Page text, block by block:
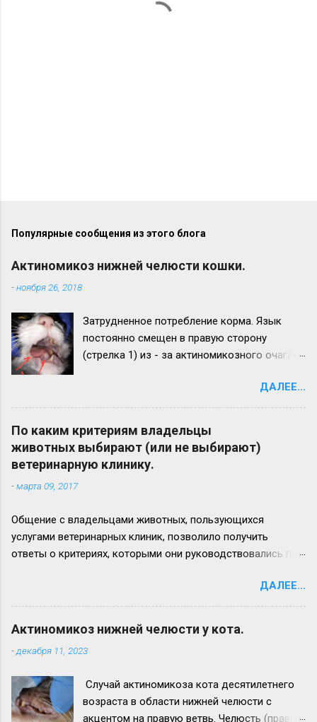
Популярные сообщения из этого блога
Актиномикоз нижней челюсти кошки.
-ноября 26, 2018
Затрудненное потребление корма. Язык
постоянно смещен в правую сторону
(стрелка 1) из - за актиномикозного очага,
актиномикозного очага более наблюдается
Вид нижней челюсти с левой стороны.
Челюсть увеличена в размере в 2,5 - 3 раза.
Прогноз неблагоприятный. Удачи всем!
ДАЛЕЕ...
По каким критериям владельцы
животных выбирают (или не выбирают)
ветеринарную клинику.
-марта 09, 2017
Общение с владельцами животных, пользующихся
услугами ветеринарных клиник, позволило получить
ответы о критериях, которыми они руководствовались при
приводим ниже: 1. удобное расположение (доступность), 2.
доступные цены на услуги (или/и соотношение цена/
качество обслуживания), 3. наличие квалифицированных
ветеринарных врачей (и/или узкопрофильного
специалиста), 4. рекомендации знакомых, 5. хорошая
автомобилей, 7. совпадение рекламных ожиданий и
реальности, 8. клиника работает долгое время (например:
ДАЛЕЕ...
Актиномикоз нижней челюсти у кота.
-декабря 11, 2023
Случай актиномикоза кота десятилетнего
возраста в области нижней челюсти с
акцентом на правую ветвь. Челюсть (правая